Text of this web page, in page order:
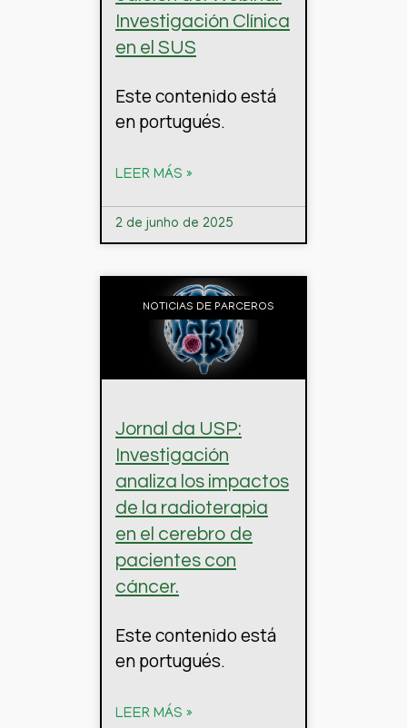
Investigación Clínica
en el SUS
Este contenido está
en portugués.
LEER MÁS »
2 de junho de 2025
NOTICIAS DE PARCEROS
Jornal da USP:
Investigación
analiza los impactos
de la radioterapia
en el cerebro de
pacientes con
cáncer.
Este contenido está
en portugués.
LEER MÁS »